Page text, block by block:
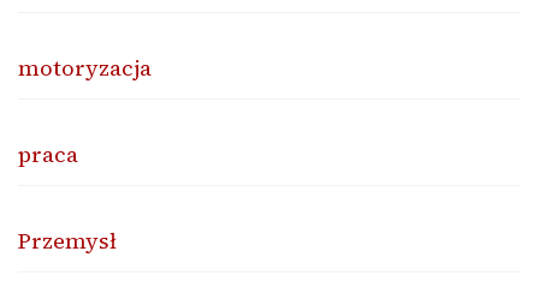
motoryzacja
praca
Przemysł